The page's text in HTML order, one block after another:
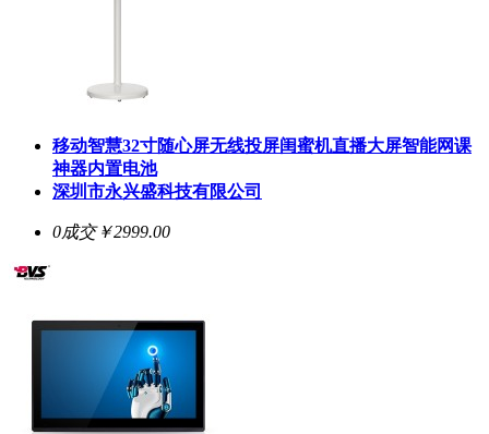
移动智慧32寸随心屏无线投屏闺蜜机直播大屏智能网课
神器内置电池
深圳市永兴盛科技有限公司
0成交￥2999.00